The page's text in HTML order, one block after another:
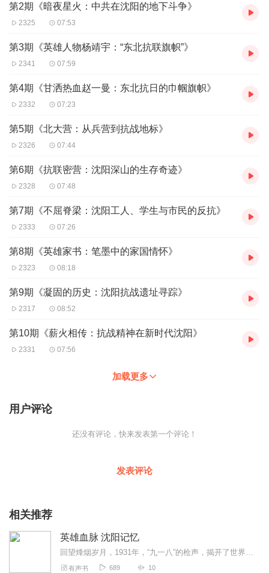
第2期《暗夜星火：中共在沈阳的地下斗争》
2325 07:53
第3期《英雄人物杨靖宇：“东北抗联旗帜”》
2341 07:59
第4期《甘洒热血赵一曼：东北抗日的巾帼旗帜》
2332 07:23
第5期《北大营：从兵营到抗战地标》
2326 07:44
第6期《抗联密营：沈阳深山的生存奇迹》
2328 07:48
第7期《不屈脊梁：沈阳工人、学生与市民的反抗》
2333 07:26
第8期《英雄家书：笔墨中的家国情怀》
2323 08:18
第9期《凝固的历史：沈阳抗战遗址寻踪》
2317 08:52
第10期《薪火相传：抗战精神在新时代沈阳》
2331 07:56
加载更多
用户评论
还没有评论，快来发表第一个评论！
发表评论
相关推荐
英雄血脉 沈阳记忆
回望烽烟岁月，1931年，“九一八”的枪声，揭开了世界反法西斯战争的序章。沈阳----英雄之城，承载着特殊的使命与抗争，深植着英勇与坚韧。回溯历史，探寻沈阳抗战...
有声书 689 10